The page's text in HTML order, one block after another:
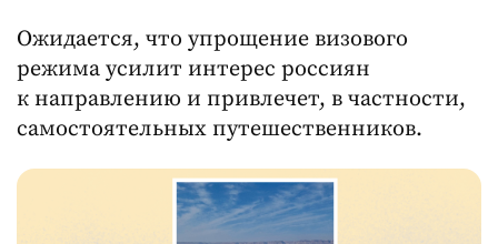
Ожидается, что упрощение визового
режима усилит интерес россиян
к направлению и привлечет, в частности,
самостоятельных путешественников.